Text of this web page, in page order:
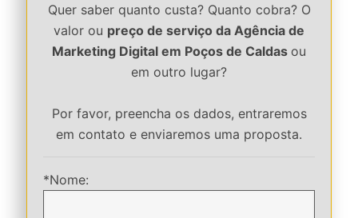
Quer saber quanto custa? Quanto cobra? O
valor ou preço de serviço da Agência de
Marketing Digital em Poços de Caldas ou
em outro lugar?
Por favor, preencha os dados, entraremos
em contato e enviaremos uma proposta.
*Nome: